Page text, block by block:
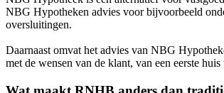
NBG Hypotheken advies voor bijvoorbeeld
oversluitingen.
Daarnaast omvat het advies van NBG
met de wensen van de klant, van een eerste